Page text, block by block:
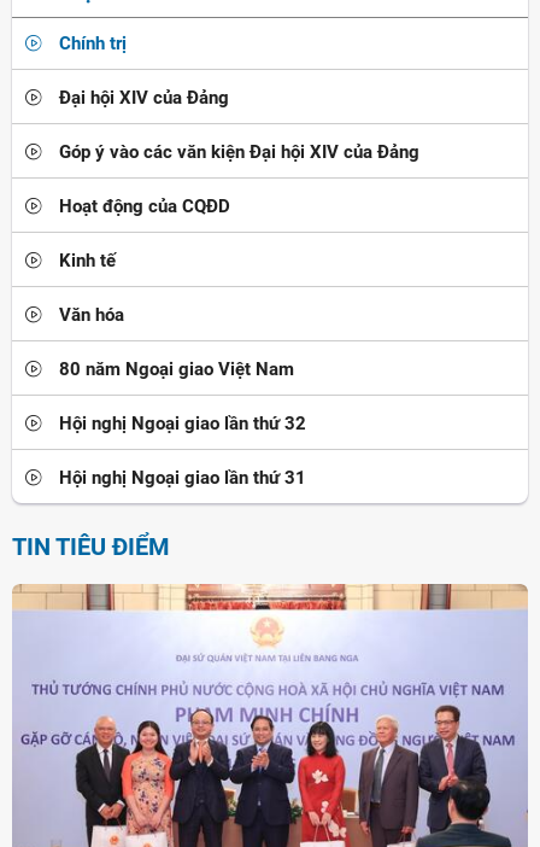
Chính trị
Đại hội XIV của Đảng
Góp ý vào các văn kiện Đại hội XIV của Đảng
Hoạt động của CQĐD
Kinh tế
Văn hóa
80 năm Ngoại giao Việt Nam
Hội nghị Ngoại giao lần thứ 32
Hội nghị Ngoại giao lần thứ 31
TIN TIÊU ĐIỂM